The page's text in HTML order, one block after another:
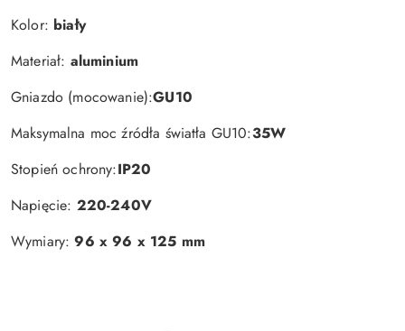
Kolor: biały
Materiał: aluminium
Gniazdo (mocowanie):GU10
Maksymalna moc źródła światła GU10:35W
Stopień ochrony:IP20
Napięcie: 220-240V
Wymiary:96 x 96 x 125 mm